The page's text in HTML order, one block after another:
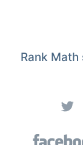
Rank